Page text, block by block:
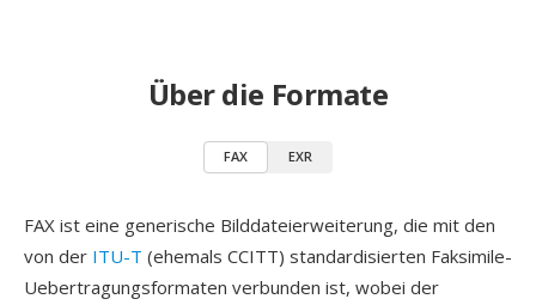
Über die Formate
FAX EXR
FAX ist eine generische Bilddateierweiterung, die mit den
von der ITU-T (ehemals CCITT) standardisierten Faksimile-
Uebertragungsformaten verbunden ist, wobei der